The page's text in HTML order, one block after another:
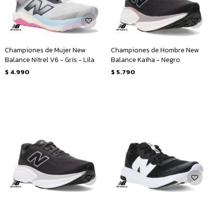
Championes de Mujer New
Balance Nitrel V6 - Gris - Lila
$ 4.990
Championes de Hombre New
Balance Kaiha - Negro
$ 5.790